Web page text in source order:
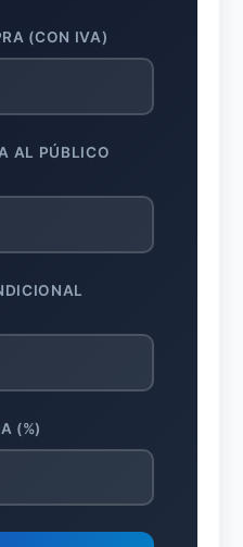
(CON IVA)
AL PÚBLICO
(%)